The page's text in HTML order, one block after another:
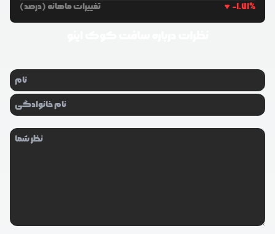
تغییرات ماهانه (درصد)
-1.71%